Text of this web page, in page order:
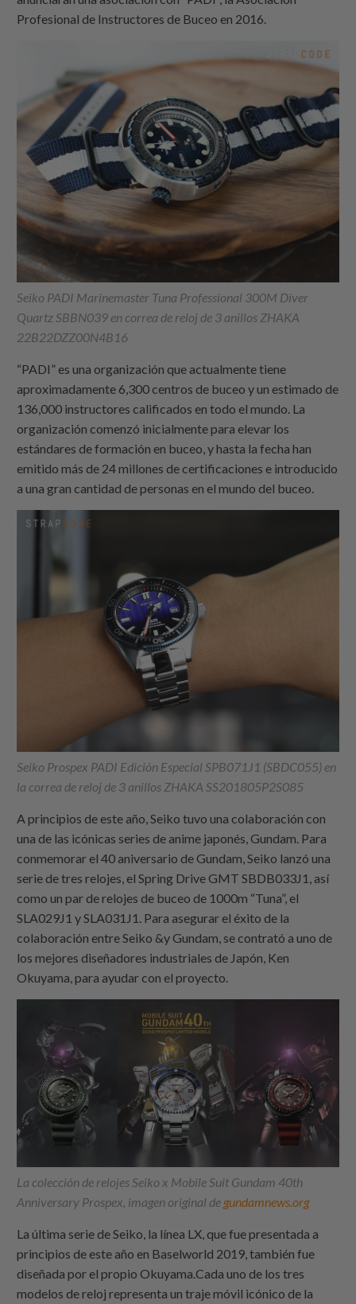
Profesional de Instructores de Buceo en 2016.
Seiko PADI Marinemaster Tuna Professional 300M Diver
Quartz SBBN039 en correa de reloj de 3 anillos ZHAKA
22B22DZZ00N4B16
“PADI” es una organización que actualmente tiene
aproximadamente 6,300 centros de buceo y un estimado de
136,000 instructores calificados en todo el mundo. La
organización comenzó inicialmente para elevar los
estándares de formación en buceo, y hasta la fecha han
emitido más de 24 millones de certificaciones e introducido
a una gran cantidad de personas en el mundo del buceo.
Seiko Prospex PADI Edición Especial SPB071J1 (SBDC055) en
la correa de reloj de 3 anillos ZHAKA SS201805P2S085
A principios de este año, Seiko tuvo una colaboración con
una de las icónicas series de anime japonés, Gundam. Para
conmemorar el 40 aniversario de Gundam, Seiko lanzó una
serie de tres relojes, el Spring Drive GMT SBDB033J1, así
como un par de relojes de buceo de 1000m “Tuna”, el
SLA029J1 y SLA031J1. Para asegurar el éxito de la
colaboración entre Seiko &y Gundam, se contrató a uno de
los mejores diseñadores industriales de Japón, Ken
Okuyama, para ayudar con el proyecto.
La colección de relojes Seiko x Mobile Suit Gundam 40th
Anniversary Prospex, imagen original de gundamnews.org
La última serie de Seiko, la línea LX, que fue presentada a
principios de este año en Baselworld 2019, también fue
diseñada por el propio Okuyama.Cada uno de los tres
modelos de reloj representa un traje móvil icónico de la